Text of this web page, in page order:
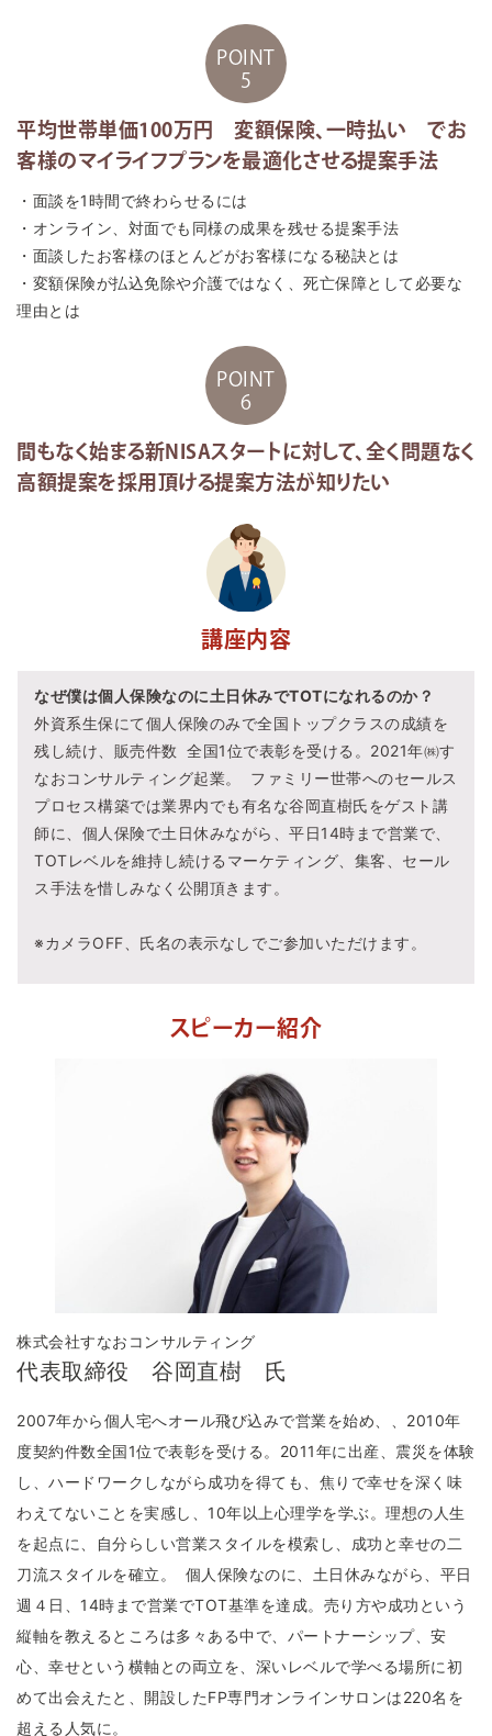
POINT
5
平均世帯単価100万円 変額保険、一時払い でお
客様のマイライフプランを最適化させる提案手法
・面談を1時間で終わらせるには
・オンライン、対面でも同様の成果を残せる提案手法
・面談したお客様のほとんどがお客様になる秘訣とは
・変額保険が払込免除や介護ではなく、死亡保障として必要な
理由とは
POINT
6
間もなく始まる新NISAスタートに対して、全く問題なく
高額提案を採用頂ける提案方法が知りたい
講座内容
なぜ僕は個人保険なのに土日休みでTOTになれるのか？
外資系生保にて個人保険のみで全国トップクラスの成績を
残し続け、販売件数 全国1位で表彰を受ける。2021年㈱す
なおコンサルティング起業。 ファミリー世帯へのセールス
プロセス構築では業界内でも有名な谷岡直樹氏をゲスト講
師に、個人保険で土日休みながら、平日14時まで営業で、
TOTレベルを維持し続けるマーケティング、集客、セール
ス手法を惜しみなく公開頂きます。
※カメラOFF、氏名の表示なしでご参加いただけます。
スピーカー紹介
株式会社すなおコンサルティング
代表取締役 谷岡直樹 氏
2007年から個人宅へオール飛び込みで営業を始め、、2010年
度契約件数全国1位で表彰を受ける。2011年に出産、震災を体験
し、ハードワークしながら成功を得ても、焦りで幸せを深く味
わえてないことを実感し、10年以上心理学を学ぶ。理想の人生
を起点に、自分らしい営業スタイルを模索し、成功と幸せの二
刀流スタイルを確立。 個人保険なのに、土日休みながら、平日
週４日、14時まで営業でTOT基準を達成。売り方や成功という
縦軸を教えるところは多々ある中で、パートナーシップ、安
心、幸せという横軸との両立を、深いレベルで学べる場所に初
めて出会えたと、開設したFP専門オンラインサロンは220名を
超える人気に。